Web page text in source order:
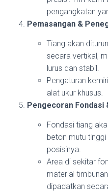
pengangkatan
Pemasangan &
Tiang akan
secara vertikal,
lurus dan stabil.
Pengaturan
alat ukur khusus.
Pengecoran Fondasi
Fondasi tiang
beton mutu
posisinya.
Area di sekitar
material
dipadatkan